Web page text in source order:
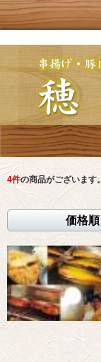
4件の商品がございます。
価格順